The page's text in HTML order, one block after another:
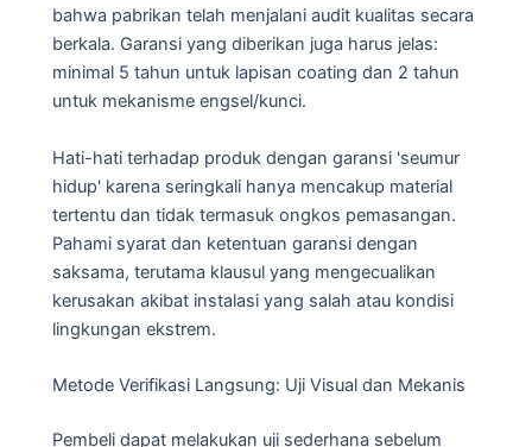
bahwa pabrikan telah menjalani audit kualitas secara
berkala. Garansi yang diberikan juga harus jelas:
minimal 5 tahun untuk lapisan coating dan 2 tahun
untuk mekanisme engsel/kunci.
Hati-hati terhadap produk dengan garansi 'seumur
hidup' karena seringkali hanya mencakup material
tertentu dan tidak termasuk ongkos pemasangan.
Pahami syarat dan ketentuan garansi dengan
saksama, terutama klausul yang mengecualikan
kerusakan akibat instalasi yang salah atau kondisi
lingkungan ekstrem.
Metode Verifikasi Langsung: Uji Visual dan Mekanis
Pembeli dapat melakukan uji sederhana sebelum